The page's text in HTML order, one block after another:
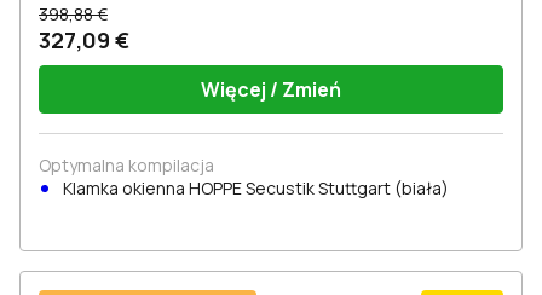
398,88 €
327,09 €
Więcej / Zmień
Optymalna kompilacja
Klamka okienna HOPPE Secustik Stuttgart (biała)